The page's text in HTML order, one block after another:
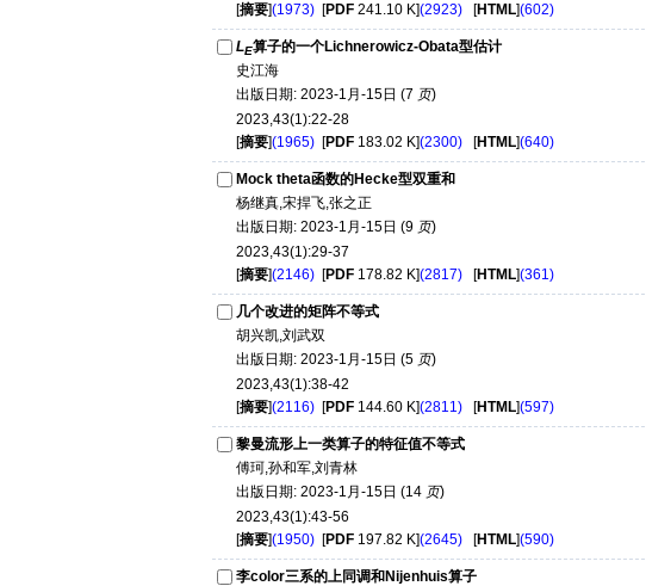
[摘要](1973) [PDF 241.10 K](2923) [HTML](602)
LE算子的一个Lichnerowicz-Obata型估计
史江海
出版日期: 2023-1月-15日 (7 页)
2023,43(1):22-28
[摘要](1965) [PDF 183.02 K](2300) [HTML](640)
Mock theta函数的Hecke型双重和
杨继真,宋捍飞,张之正
出版日期: 2023-1月-15日 (9 页)
2023,43(1):29-37
[摘要](2146) [PDF 178.82 K](2817) [HTML](361)
几个改进的矩阵不等式
胡兴凯,刘武双
出版日期: 2023-1月-15日 (5 页)
2023,43(1):38-42
[摘要](2116) [PDF 144.60 K](2811) [HTML](597)
黎曼流形上一类算子的特征值不等式
傅珂,孙和军,刘青林
出版日期: 2023-1月-15日 (14 页)
2023,43(1):43-56
[摘要](1950) [PDF 197.82 K](2645) [HTML](590)
李color三系的上同调和Nijenhuis算子